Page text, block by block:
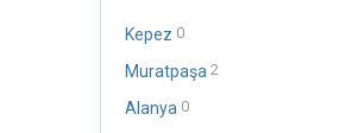
Kepez 0
Muratpaşa 2
Alanya 0